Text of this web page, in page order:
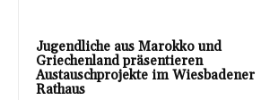
Jugendliche aus Marokko und
Griechenland präsentieren
Austauschprojekte im Wiesbadener
Rathaus